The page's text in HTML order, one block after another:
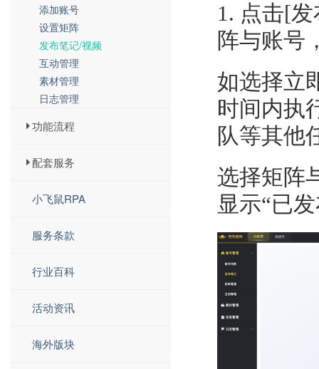
添加账号
设置矩阵
发布笔记/视频
互动管理
素材管理
日志管理
功能流程
配套服务
小飞鼠RPA
服务条款
行业百科
活动资讯
海外版块
1. 点击[
阵与账号
如选择立
时间内执
队等其他
选择矩阵
显示“已